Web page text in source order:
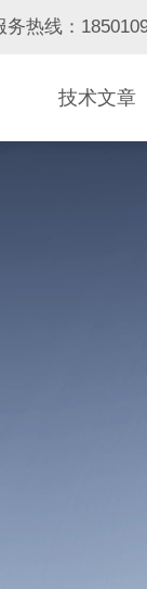
务热线：
技术文章